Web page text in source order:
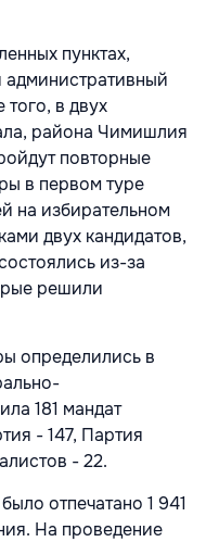
пунктах,
в двух
района Чимишлия
повторные
в первом туре
на избирательном
двух кандидатов,
из-за
решили
определились в
181 мандат
- 147, Партия
- 22.
отпечатано 1 941
На проведение